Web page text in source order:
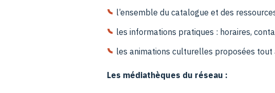
l’ensemble du catalogue et des
les informations pratiques : horaires,
les animations culturelles proposées tout
Les médiathèques du réseau :